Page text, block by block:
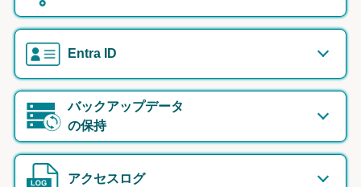
Entra ID
バックアップデータ
の保持
アクセスログ